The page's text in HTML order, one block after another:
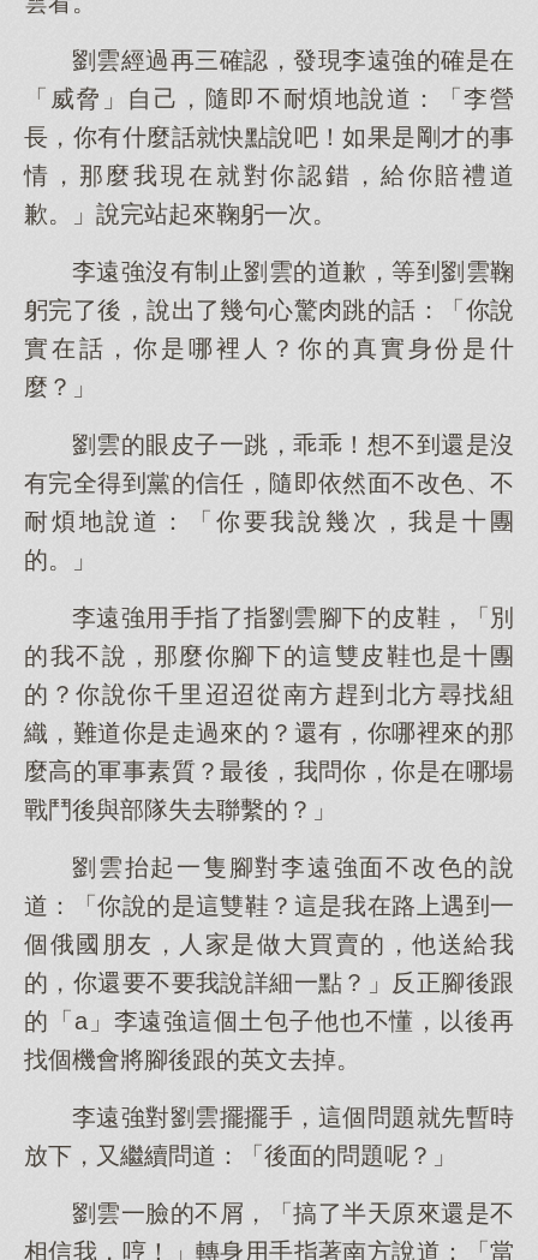
劉雲經過再三確認，發現李遠強的確是在
「威脅」自己，隨即不耐煩地說道：「李營
長，你有什麼話就快點說吧！如果是剛才的事
情，那麼我現在就對你認錯，給你賠禮道
歉。」說完站起來鞠躬一次。
李遠強沒有制止劉雲的道歉，等到劉雲鞠
躬完了後，說出了幾句心驚肉跳的話：「你說
實在話，你是哪裡人？你的真實身份是什
麼？」
劉雲的眼皮子一跳，乖乖！想不到還是沒
有完全得到黨的信任，隨即依然面不改色、不
耐煩地說道：「你要我說幾次，我是十團
的。」
李遠強用手指了指劉雲腳下的皮鞋，「別
的我不說，那麼你腳下的這雙皮鞋也是十團
的？你說你千里迢迢從南方趕到北方尋找組
織，難道你是走過來的？還有，你哪裡來的那
麼高的軍事素質？最後，我問你，你是在哪場
戰鬥後與部隊失去聯繫的？」
劉雲抬起一隻腳對李遠強面不改色的說
道：「你說的是這雙鞋？這是我在路上遇到一
個俄國朋友，人家是做大買賣的，他送給我
的，你還要不要我說詳細一點？」反正腳後跟
的「a」李遠強這個土包子他也不懂，以後再
找個機會將腳後跟的英文去掉。
李遠強對劉雲擺擺手，這個問題就先暫時
放下，又繼續問道：「後面的問題呢？」
劉雲一臉的不屑，「搞了半天原來還是不
相信我，哼！」轉身用手指著南方說道：「當